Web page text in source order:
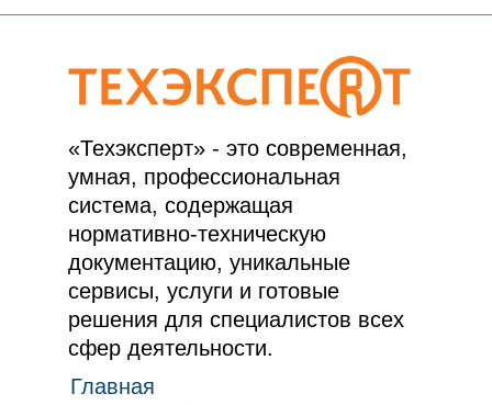
Главная
«Техэксперт» - это современная,
умная, профессиональная
система, содержащая
нормативно-техническую
документацию, уникальные
сервисы, услуги и готовые
решения для специалистов всех
сфер деятельности.